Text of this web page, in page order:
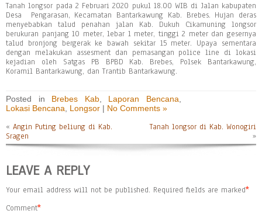
Tanah longsor pada 2 Februari 2020 pukul 18.00 WIB di Jalan kabupaten
Desa Pengarasan, Kecamatan Bantarkawung Kab. Brebes. Hujan deras
menyebabkan talud penahan jalan Kab. Dukuh Cikamuning longsor
berukuran panjang 10 meter, lebar 1 meter, tinggi 2 meter dan gesernya
talud bronjong bergerak ke bawah sekitar 15 meter. Upaya sementara
dengan melakukan assesment dan pemasangan police line di lokasi
kejadian oleh Satgas PB BPBD Kab. Brebes, Polsek Bantarkawung,
Koramil Bantarkawung, dan Trantib Bantarkawung.
Posted in Brebes Kab, Laporan Bencana
Lokasi Bencana
Longsor | No Comments »
« Angin Puting beliung di Kab.
Sragen
Tanah longsor di Kab. Wonogiri
»
LEAVE A REPLY
Your email address will not be published. Required fields are marked*
Comment*